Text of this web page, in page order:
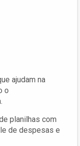
ajudam na
o
planilhas com
de despesas e